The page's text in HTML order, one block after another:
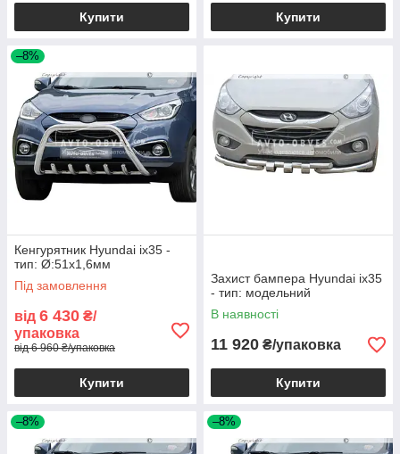
Купити Купити
–8%
Кенгурятник Hyundai ix35 -
тип: Ø:51х1,6мм
Під замовлення
від 6 430 ₴/
упаковка
від 6 960 ₴/упаковка
Купити
Захист бампера Hyundai ix35
- тип: модельний
В наявності
11 920 ₴/упаковка
Купити
–8% –8%